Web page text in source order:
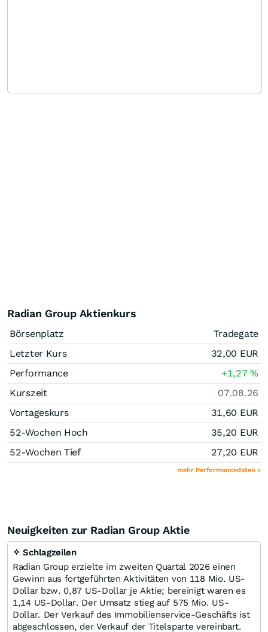
Radian Group Aktienkurs
Börsenplatz
Tradegate
Letzter Kurs
32,00 EUR
Performance
+1,27%
Kurszeit
07.08.26
Vortageskurs
31,60 EUR
52-Wochen Hoch
35,20 EUR
52-Wochen Tief
27,20 EUR
mehr Performancedaten »
Neuigkeiten zur Radian Group Aktie
✧ Schlagzeilen
Radian Group erzielte im zweiten Quartal 2026 einen
Gewinn aus fortgeführten Aktivitäten von 118 Mio. US-
Dollar bzw. 0,87 US-Dollar je Aktie; bereinigt waren es
1,14 US-Dollar. Der Umsatz stieg auf 575 Mio. US-
Dollar. Der Verkauf des Immobilienservice-Geschäfts ist
abgeschlossen, der Verkauf der Titelsparte vereinbart.